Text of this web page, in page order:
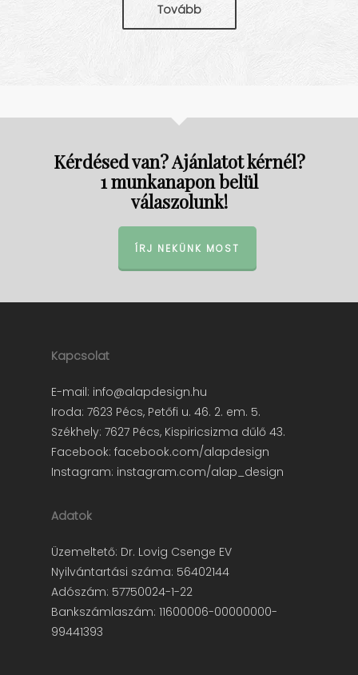
Tovább
Kérdésed van? Ajánlatot kérnél?
1 munkanapon belül
válaszolunk!
ÍRJ NEKÜNK MOST
Kapcsolat
E-mail: info@alapdesign.hu
Iroda: 7623 Pécs, Petőfi u. 46. 2. em. 5.
Székhely: 7627 Pécs, Kispiricsizma dűlő 43.
Facebook: facebook.com/alapdesign
Instagram: instagram.com/alap_design
Adatok
Üzemeltető: Dr. Lovig Csenge EV
Nyilvántartási száma: 56402144
Adószám: 57750024-1-22
Bankszámlaszám: 11600006-00000000-
99441393